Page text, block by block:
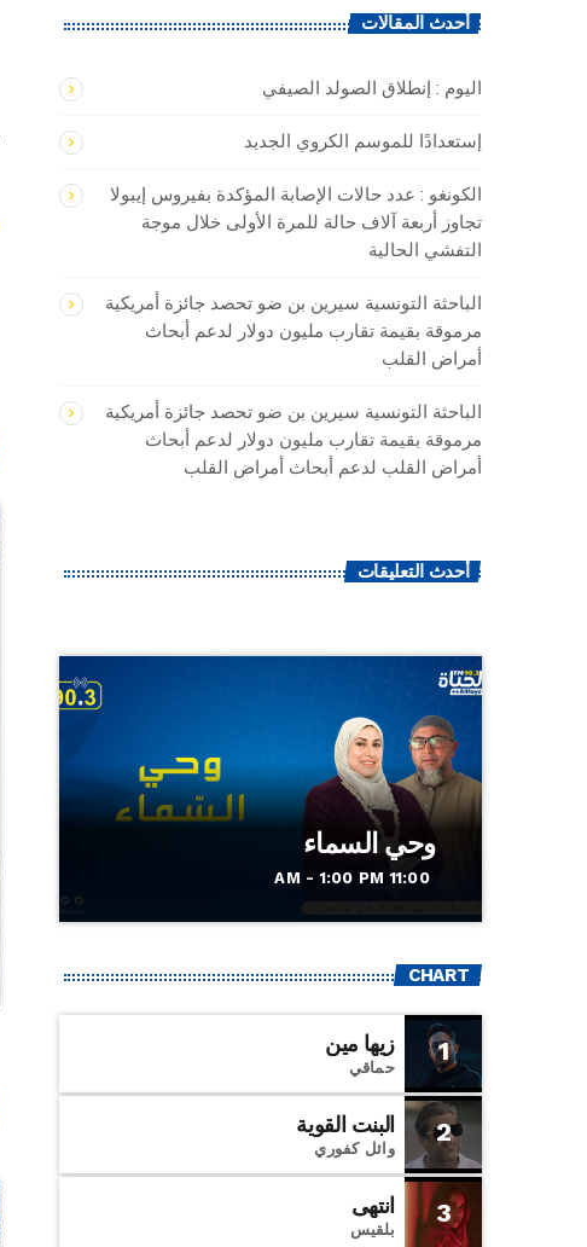
أحدث المقالات
اليوم : إنطلاق الصولد الصيفي
إستعدادًا للموسم الكروي الجديد
الكونغو : ​عدد حالات الإصابة المؤكدة بفيروس إيبولا
تجاوز ‌أربعة آلاف ‌حالة للمرة الأولى ‌خلال موجة
التفشي الحالية
الباحثة التونسية سيرين بن ضو تحصد جائزة أمريكية
مرموقة بقيمة تقارب مليون دولار لدعم أبحاث
أمراض القلب
الباحثة التونسية سيرين بن ضو تحصد جائزة أمريكية
مرموقة بقيمة تقارب مليون دولار لدعم أبحاث
أمراض القلب لدعم أبحاث أمراض القلب
أحدث التعليقات
وحي السماء
11:00 AM - 1:00 PM
CHART
1 زيها مين
حماقي
2 البنت القوية
وائل كفوري
3 انتهى
بلقيس